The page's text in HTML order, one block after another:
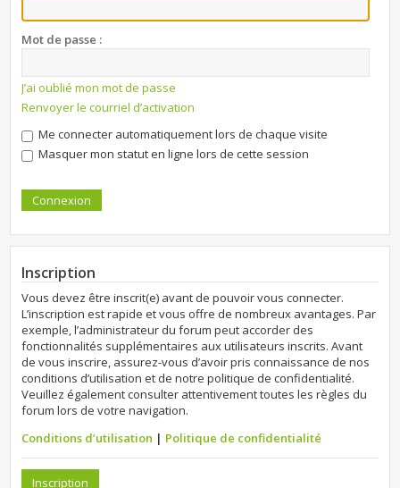
Mot de passe :
J’ai oublié mon mot de passe
Renvoyer le courriel d’activation
Me connecter automatiquement lors de chaque visite
Masquer mon statut en ligne lors de cette session
Inscription
Vous devez être inscrit(e) avant de pouvoir vous connecter.
L’inscription est rapide et vous offre de nombreux avantages. Par
exemple, l’administrateur du forum peut accorder des
fonctionnalités supplémentaires aux utilisateurs inscrits. Avant
de vous inscrire, assurez-vous d’avoir pris connaissance de nos
conditions d’utilisation et de notre politique de confidentialité.
Veuillez également consulter attentivement toutes les règles du
forum lors de votre navigation.
Conditions d’utilisation | Politique de confidentialité
Inscription